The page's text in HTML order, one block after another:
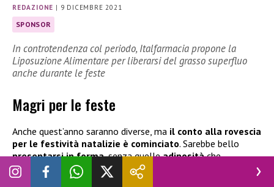
REDAZIONE | 9 DICEMBRE 2021
SPONSOR
In controtendenza col periodo, Italfarmacia propone la
Liposuzione Alimentare per liberarsi del grasso superfluo
anche durante le feste
Magri per le feste
Anche quest’anno saranno diverse, ma il conto alla rovescia
per le festività natalizie è cominciato. Sarebbe bello
presentarsi in forma, senza quelleadipositàche
appesantiscono e
deformanola nostra figura. Ma il grasso
superfluo non è solo un problema estetico.